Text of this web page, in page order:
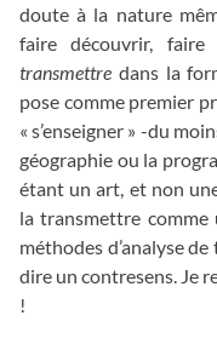
doute à la nature
faire découvrir, faire
transmettre dans la
pose comme premier
« s’enseigner » -du
géographie ou la
étant un art, et non
la transmettre
méthodes d’analyse
dire un contresens. Je
!